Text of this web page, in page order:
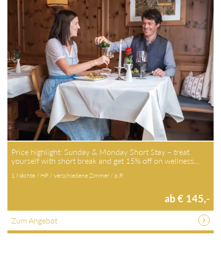
Price highlight: Sunday & Monday Short Stay – treat
yourself with short break and get 15% off on wellness…
1 Nächte / HP / verschiedene Zimmer / p.P.
ab € 145,-
Zum Angebot